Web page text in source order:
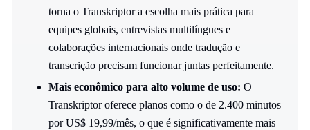
torna o Transkriptor a escolha mais prática para
equipes globais, entrevistas multilíngues e
colaborações internacionais onde tradução e
transcrição precisam funcionar juntas perfeitamente.
Mais econômico para alto volume de uso: O
Transkriptor oferece planos como o de 2.400 minutos
por US$ 19,99/mês, o que é significativamente mais